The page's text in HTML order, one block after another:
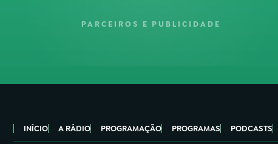
PARCEIROS E PUBLICIDADE
INÍCIO A RÁDIO PROGRAMAÇÃO PROGRAMAS PODCASTS